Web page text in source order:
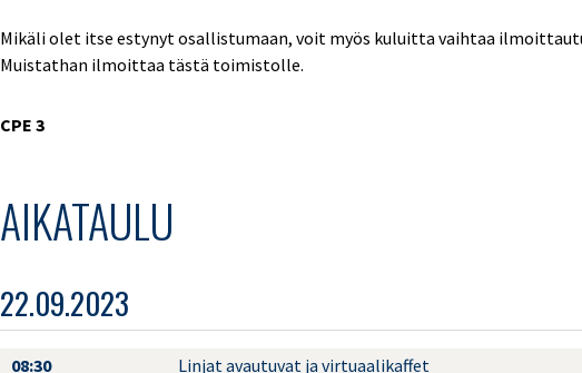
Mikäli olet itse estynyt osallistumaan, voit myös kuluitta vaihtaa
Muistathan ilmoittaa tästä toimistolle.
CPE 3
AIKATAULU
22.09.2023
08:30
Linjat avautuvat ja virtuaalikaffet